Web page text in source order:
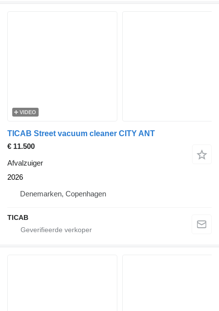
VIDEO
TICAB Street vacuum cleaner CITY ANT
€ 11.500
Afvalzuiger
2026
Denemarken, Copenhagen
TICAB